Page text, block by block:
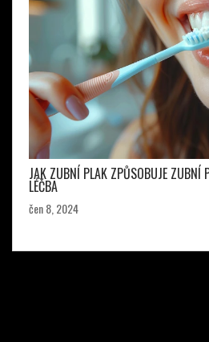
JAK ZUBNÍ PLAK ZPŮSOBUJE ZUBNÍ
LÉČBA
čen 8, 2024